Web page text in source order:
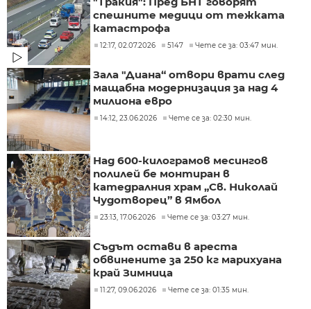
спешните медици от тежката
катастрофа
12:17, 02.07.2026 5147 Чете се за: 03:47 мин.
Зала "Диана“ отвори врати след
мащабна модернизация за над 4
милиона евро
14:12, 23.06.2026 Чете се за: 02:30 мин.
Над 600-килограмов месингов
полилей бе монтиран в
катедралния храм „Св. Николай
Чудотворец” в Ямбол
23:13, 17.06.2026 Чете се за: 03:27 мин.
Съдът остави в ареста
обвинените за 250 кг марихуана
край Зимница
11:27, 09.06.2026 Чете се за: 01:35 мин.